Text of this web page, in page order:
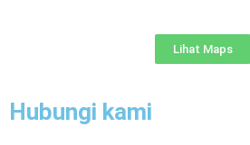
Lihat Maps
Hubungi kami